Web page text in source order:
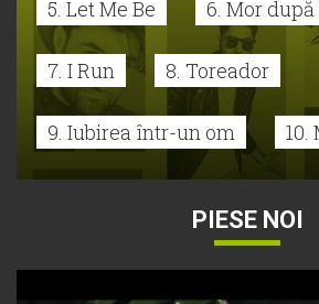
5. Let Me Be 6. Mor
7. I Run 8. Toreador
9. Iubirea într-un om 10.
PIESE NOI